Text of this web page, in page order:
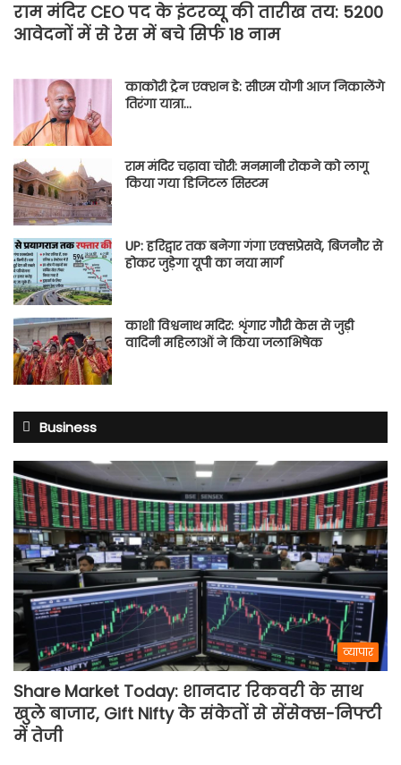
राम मंदिर CEO पद के इंटरव्यू की तारीख तय: 5200
आवेदनों में से रेस में बचे सिर्फ 18 नाम
काकोरी ट्रेन एक्शन डे: सीएम योगी आज निकालेंगे
तिरंगा यात्रा…
राम मंदिर चढ़ावा चोरी: मनमानी रोकने को लागू
किया गया डिजिटल सिस्टम
UP: हरिद्वार तक बनेगा गंगा एक्सप्रेसवे, बिजनौर से
होकर जुड़ेगा यूपी का नया मार्ग
काशी विश्वनाथ मदिर: शृंगार गौरी केस से जुड़ी
वादिनी महिलाओं ने किया जलाभिषेक
Business
व्यापार
Share Market Today: शानदार रिकवरी के साथ
खुले बाजार, Gift Nifty के संकेतों से सेंसेक्स-निफ्टी
में तेजी